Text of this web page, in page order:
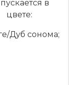
в
цвете:
Дуб сонома;